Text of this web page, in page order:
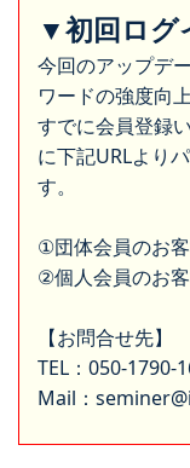
▼初回ログ
今回のアップデ
ワードの強度向
すでに会員登録
に下記URLより
す。
①団体会員のお
②個人会員のお
【お問合せ先】
TEL：050-1790-
Mail：